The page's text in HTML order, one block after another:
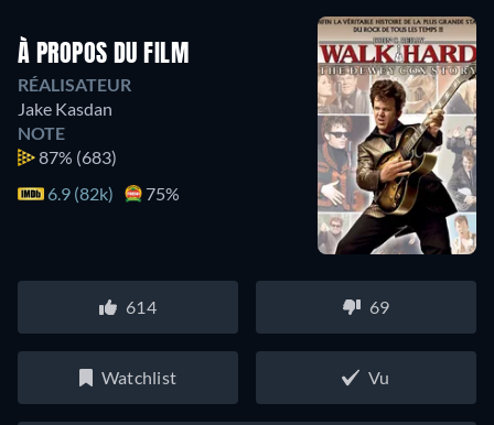
À PROPOS DU FILM
RÉALISATEUR
Jake Kasdan
NOTE
87% (683)
6.9 (82k)
75%
614 69
Watchlist Vu